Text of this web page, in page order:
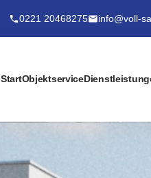
0221 20468275 info@voll-
StartObjektservice